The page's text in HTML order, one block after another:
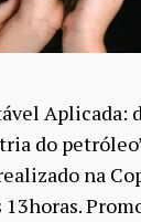
Aplicada:
do
na
13horas.